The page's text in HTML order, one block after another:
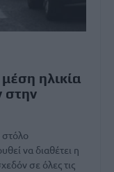
ηλικία
στην
στόλο
να διαθέτει η
σε όλες τις